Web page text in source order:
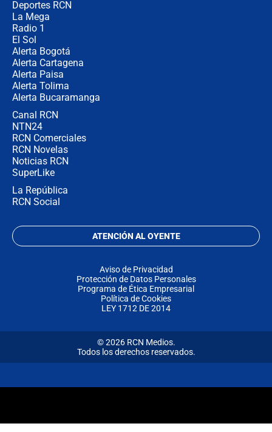
Deportes RCN
La Mega
Radio 1
El Sol
Alerta Bogotá
Alerta Cartagena
Alerta Paisa
Alerta Tolima
Alerta Bucaramanga
Canal RCN
NTN24
RCN Comerciales
RCN Novelas
Noticias RCN
SuperLike
La República
RCN Social
ATENCIÓN AL OYENTE
Aviso de Privacidad
Protección de Datos Personales
Programa de Ética Empresarial
Política de Cookies
LEY 1712 DE 2014
© 2026 RCN Medios.
Todos los derechos reservados.